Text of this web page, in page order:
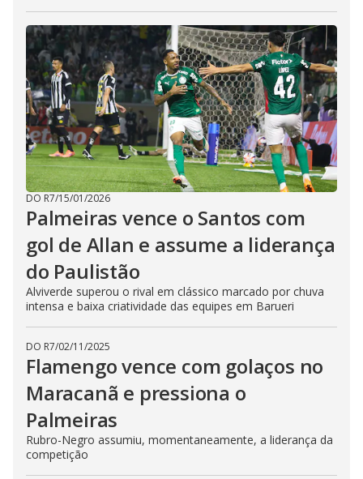
DO R7/15/01/2026
Palmeiras vence o Santos com
gol de Allan e assume a liderança
do Paulistão
Alviverde superou o rival em clássico marcado por chuva
intensa e baixa criatividade das equipes em Barueri
DO R7/02/11/2025
Flamengo vence com golaços no
Maracanã e pressiona o
Palmeiras
Rubro-Negro assumiu, momentaneamente, a liderança da
competição